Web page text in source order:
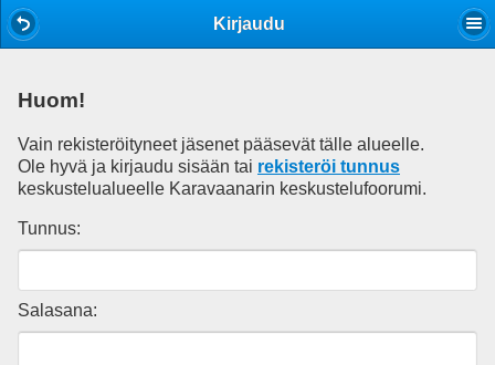
Kirjaudu
Huom!
Vain rekisteröityneet jäsenet pääsevät tälle alueelle.
Ole hyvä ja kirjaudu sisään tai rekisteröi tunnus
keskustelualueelle Karavaanarin keskustelufoorumi.
Tunnus:
Salasana: